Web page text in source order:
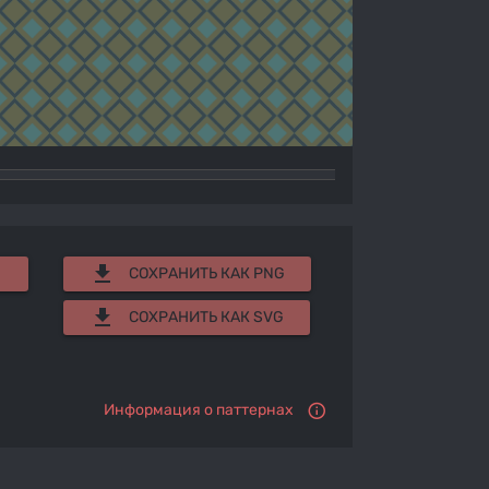
get_app СОХРАНИТЬ КАК PNG
get_app СОХРАНИТЬ КАК SVG
Информация о паттернах